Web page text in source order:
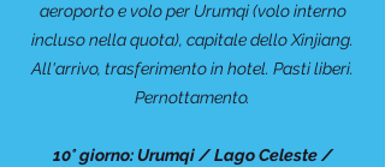
aeroporto e volo per Urumqi (volo interno
incluso nella quota), capitale dello Xinjiang.
All'arrivo, trasferimento in hotel. Pasti liberi.
Pernottamento.
10° giorno: Urumqi / Lago Celeste /